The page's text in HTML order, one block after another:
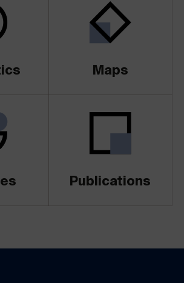
Maps
Publications